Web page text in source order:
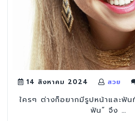
14 สิงหาคม 2024 สวย
ใครๆ ต่างก็อยากมีรูปหน้าและฟั
ฟัน” จึง …